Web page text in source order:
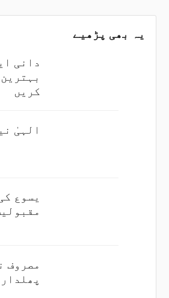
یہ بھی پڑھیے
دانی
کریں
الہیٰ
یسوع
مصروف